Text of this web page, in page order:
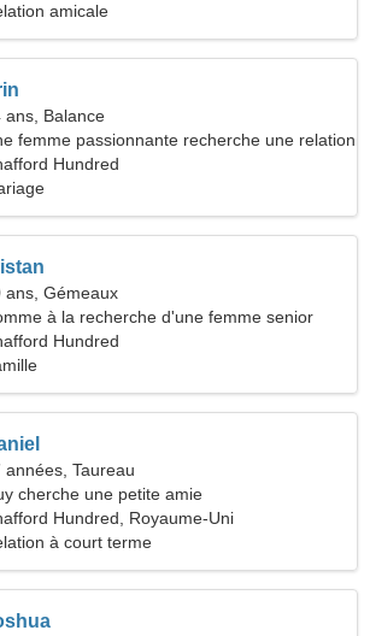
amicale
ans, Balance
femme passionnante recherche une relation
Hundred
ans, Gémeaux
à la recherche d'une femme senior
Hundred
années, Taureau
cherche une petite amie
Hundred, Royaume-Uni
à court terme